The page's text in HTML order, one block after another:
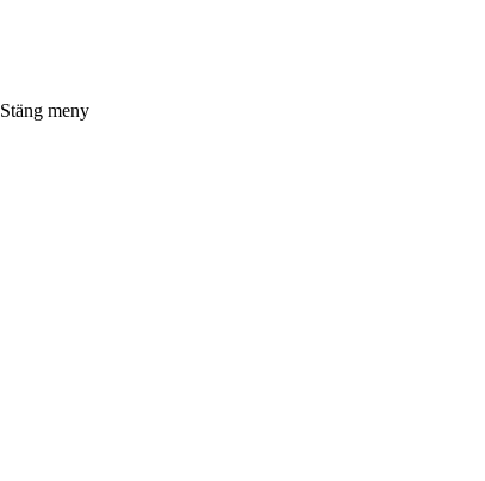
Stäng meny